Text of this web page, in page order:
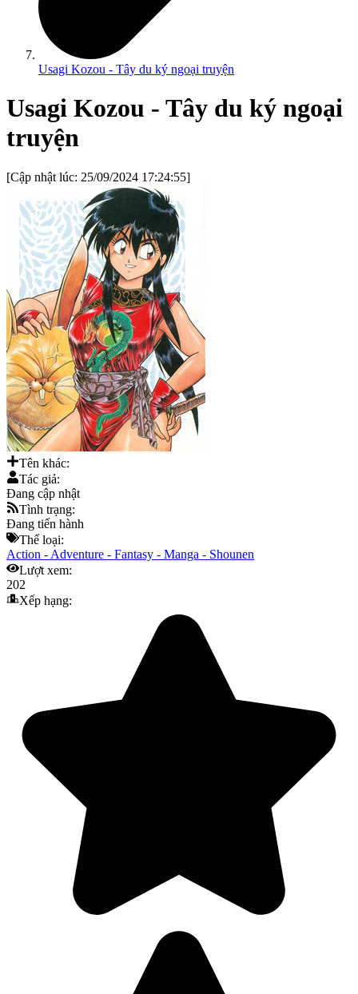
Usagi Kozou - Tây du ký ngoại truyện
Usagi Kozou - Tây du ký ngoại
truyện
[Cập nhật lúc: 25/09/2024 17:24:55]
Tên khác:
Tác giả:
Đang cập nhật
Tình trạng:
Đang tiến hành
Thể loại:
Action - Adventure - Fantasy - Manga - Shounen
Lượt xem:
202
Xếp hạng: